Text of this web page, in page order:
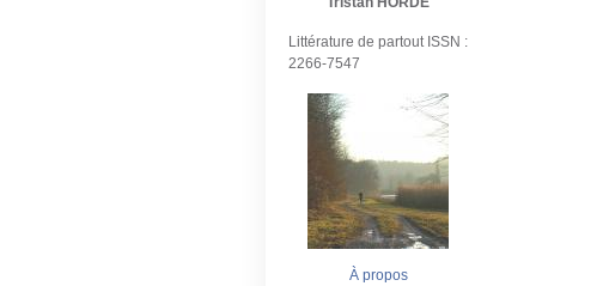
Littérature de partout ISSN :
2266-7547
À propos